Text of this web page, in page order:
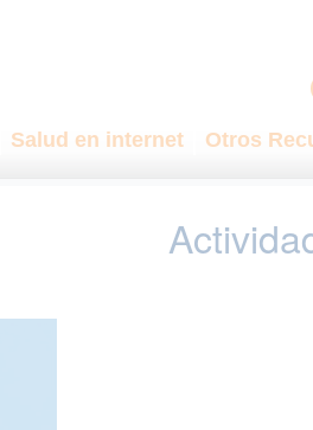
Salud en internet Otros